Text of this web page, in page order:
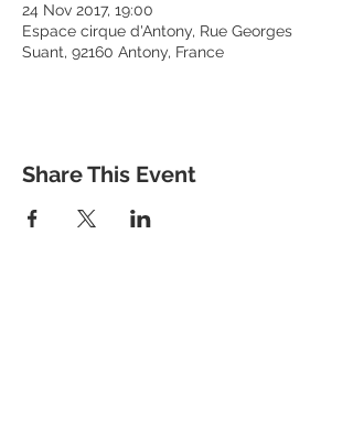
24 Nov 2017, 19:00
Espace cirque d'Antony, Rue Georges
Suant, 92160 Antony, France
Share This Event